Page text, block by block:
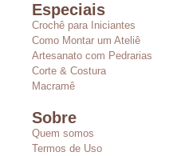
Especiais
Crochê para Iniciantes
Como Montar um Ateliê
Artesanato com Pedrarias
Corte & Costura
Macramê
Sobre
Quem somos
Termos de Uso